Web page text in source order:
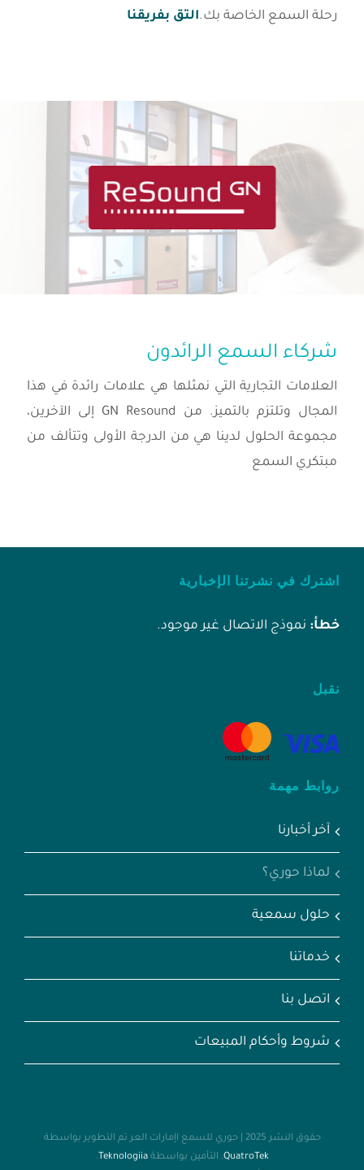
رحلة السمع الخاصة بك.التق بفريقنا
شركاء السمع الرائدون
العلامات التجارية التي نمثلها هي علامات رائدة في هذا
المجال وتلتزم بالتميز. من GN Resound إلى الآخرين،
مجموعة الحلول لدينا هي من الدرجة الأولى وتتألف من
مبتكري السمع
اشترك في نشرتنا الإخبارية
خطأ: نموذج الاتصال غير موجود.
نقبل
روابط مهمة
آخر أخبارنا
لماذا حوري؟
حلول سمعية
خدماتنا
اتصل بنا
شروط وأحكام المبيعات
حقوق النشر 2025 | حوري للسمع اإمارات العر تم التطوير بواسطة
QuatroTek, التأمين بواسطةTeknologiia
.